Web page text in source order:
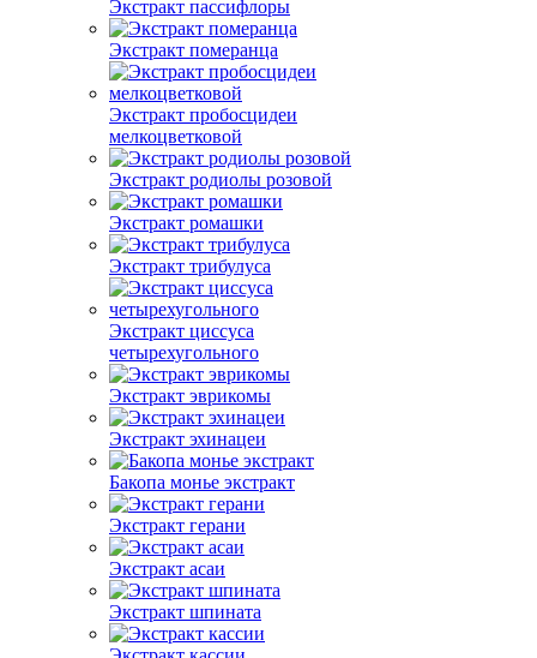
Экстракт пассифлоры
Экстракт померанца
Экстракт пробосцидеи
мелкоцветковой
Экстракт родиолы розовой
Экстракт ромашки
Экстракт трибулуса
Экстракт циссуса
четырехугольного
Экстракт эврикомы
Экстракт эхинацеи
Бакопа монье экстракт
Экстракт герани
Экстракт асаи
Экстракт шпината